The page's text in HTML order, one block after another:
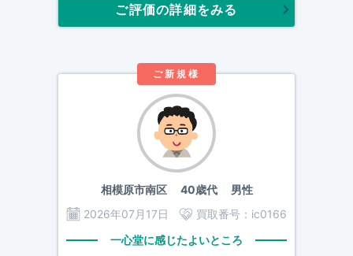
ご評価の詳細をみる
ご新規様
相模原市南区40歳代 男性
2026年07月17日
買取番号： ic0166
一心堂に感じたよいところ